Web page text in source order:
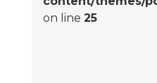
on line 25